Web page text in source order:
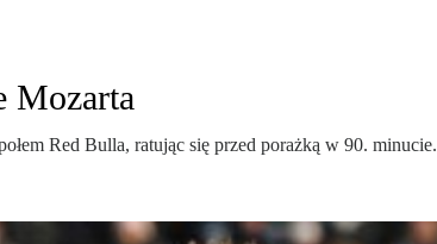
Mozarta
Red Bulla, ratując się przed porażką w 90. minucie.